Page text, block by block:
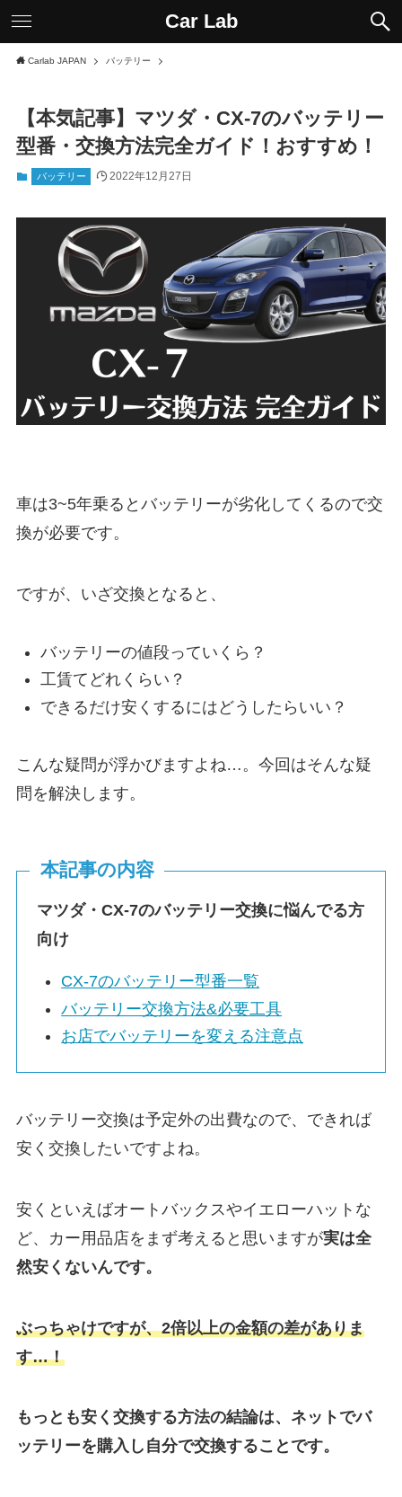
Car Lab
Carlab JAPAN バッテリー
【本気記事】マツダ・CX-7のバッテリー
型番・交換方法完全ガイド！おすすめ！
バッテリー 2022年12月27日
車は3~5年乗るとバッテリーが劣化してくるので交
換が必要です。
ですが、いざ交換となると、
バッテリーの値段っていくら？
工賃てどれくらい？
できるだけ安くするにはどうしたらいい？
こんな疑問が浮かびますよね…。今回はそんな疑
問を解決します。
本記事の内容
マツダ・CX-7のバッテリー交換に悩んでる方
向け
CX-7のバッテリー型番一覧
バッテリー交換方法&必要工具
お店でバッテリーを変える注意点
バッテリー交換は予定外の出費なので、できれば
安く交換したいですよね。
安くといえばオートバックスやイエローハットな
ど、カー用品店をまず考えると思いますが実は全
然安くないんです。
ぶっちゃけですが、2倍以上の金額の差がありま
す…！
もっとも安く交換する方法の結論は、ネットでバ
ッテリーを購入し自分で交換することです。